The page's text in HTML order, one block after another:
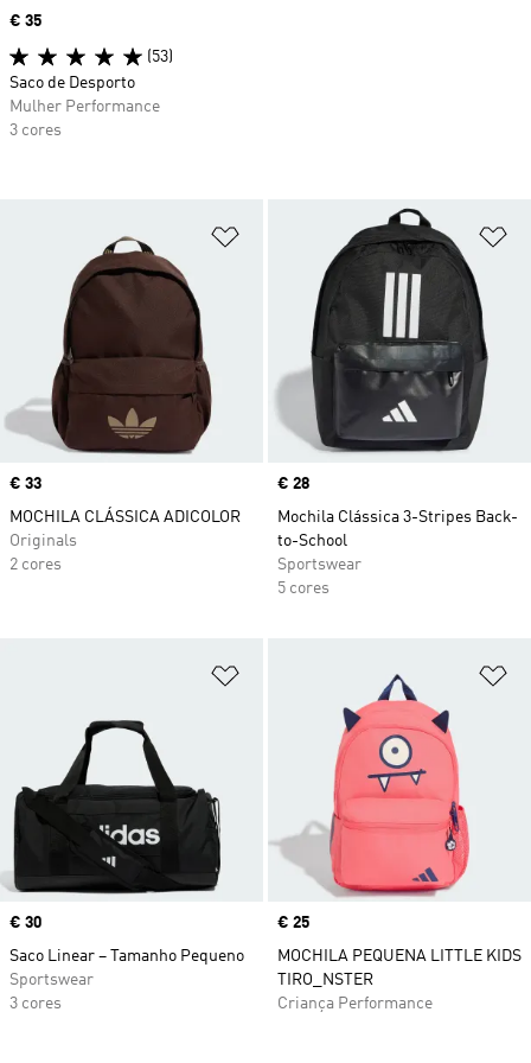
Adicionar à Lista de Desejos
Price
€ 33
MOCHILA CLÁSSICA ADICOLOR
Originals
2 cores
Price
€ 28
Mochila Clássica 3-Stripes Back-
to-School
Sportswear
5 cores
Adicionar à Lista de Desejos
Price
€ 30
Saco Linear – Tamanho Pequeno
Sportswear
3 cores
Price
€ 25
MOCHILA PEQUENA LITTLE KIDS
TIRO_NSTER
Criança Performance
Price
€ 35
(53)
Saco de Desporto
Mulher Performance
3 cores